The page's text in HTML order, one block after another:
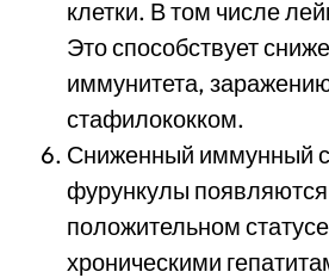
клетки. В том числе
Это способствует
иммунитета,
стафилококком.
Сниженный иммунный
фурункулы
положительном
хроническими